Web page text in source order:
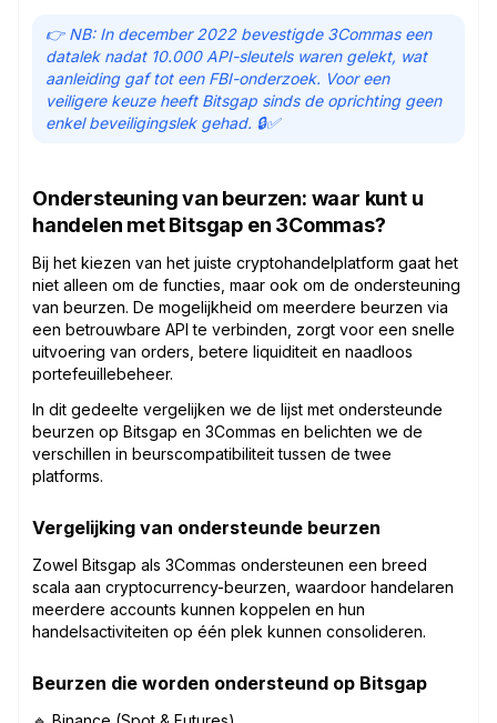
👉 NB: In december 2022 bevestigde 3Commas een
datalek nadat 10.000 API-sleutels waren gelekt, wat
aanleiding gaf tot een FBI-onderzoek. Voor een
veiligere keuze heeft Bitsgap sinds de oprichting geen
enkel beveiligingslek gehad. 🔒✅
Ondersteuning van beurzen: waar kunt u
handelen met Bitsgap en 3Commas?
Bij het kiezen van het juiste cryptohandelplatform gaat het
niet alleen om de functies, maar ook om de ondersteuning
van beurzen. De mogelijkheid om meerdere beurzen via
een betrouwbare API te verbinden, zorgt voor een snelle
uitvoering van orders, betere liquiditeit en naadloos
portefeuillebeheer.
In dit gedeelte vergelijken we de lijst met ondersteunde
beurzen op Bitsgap en 3Commas en belichten we de
verschillen in beurscompatibiliteit tussen de twee
platforms.
Vergelijking van ondersteunde beurzen
Zowel Bitsgap als 3Commas ondersteunen een breed
scala aan cryptocurrency-beurzen, waardoor handelaren
meerdere accounts kunnen koppelen en hun
handelsactiviteiten op één plek kunnen consolideren.
Beurzen die worden ondersteund op Bitsgap